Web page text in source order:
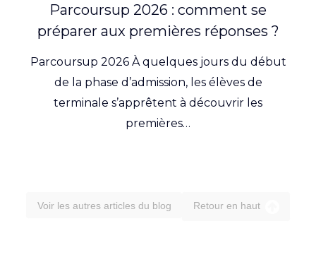
Parcoursup 2026 : comment se
préparer aux premières réponses ?
Parcoursup 2026 À quelques jours du début
de la phase d’admission, les élèves de
terminale s’apprêtent à découvrir les
premières…
Voir les autres articles du blog Retour en haut